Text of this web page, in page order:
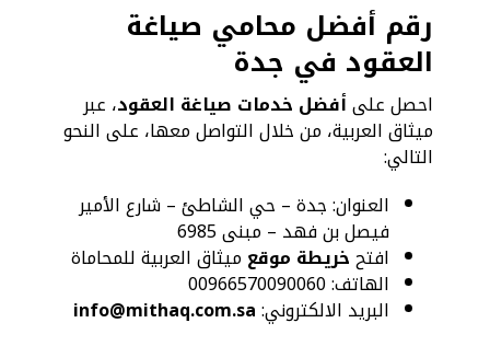
رقم أفضل محامي صياغة
العقود في جدة
احصل علىأفضل خدمات صياغة العقود، عبر
ميثاق العربية، من خلال التواصل معها، على النحو
التالي:
العنوان: جدة – حي الشاطئ – شارع الأمير
فيصل بن فهد – مبنى 6985
افتحخريطة موقع ميثاق العربية للمحاماة
الهاتف: 00966570090060
البريد الالكتروني:info@mithaq.com.sa